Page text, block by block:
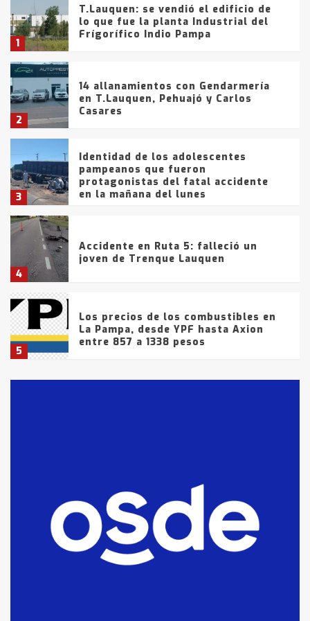
1
T.Lauquen: se vendió el edificio de
lo que fue la planta Industrial del
Frígorífico Indio Pampa
2
14 allanamientos con Gendarmería
en T.Lauquen, Pehuajó y Carlos
Casares
3
Identidad de los adolescentes
pampeanos que fueron
protagonistas del fatal accidente
en la mañana del lunes
4
Accidente en Ruta 5: falleció un
joven de Trenque Lauquen
5
Los precios de los combustibles en
La Pampa, desde YPF hasta Axion
entre 857 a 1338 pesos
fueron detenidos por
comercialización de drogas en la
tarde del sábado
T.Lauquen: se vendió el edificio de
lo que fue la planta Industrial del